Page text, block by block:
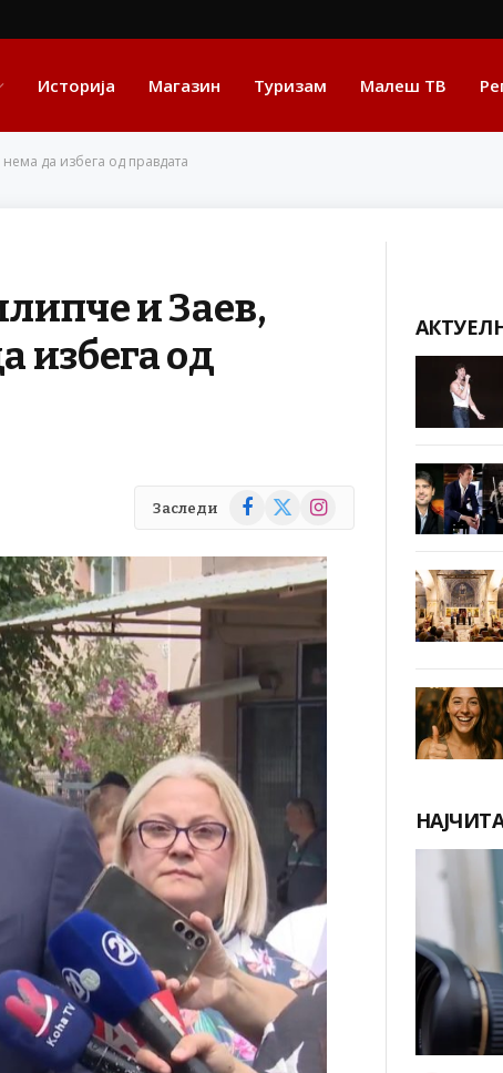
Историја Магазин Туризам Малеш ТВ
да избега од правдата
и Заев,
избега од
Заследи Facebook
X
Instagram